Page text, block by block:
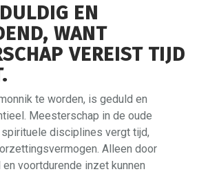
EN
WANT
VEREIST TIJD
te worden, is geduld en
Meesterschap in de oude
disciplines vergt tijd,
Alleen door
voortdurende inzet kunnen